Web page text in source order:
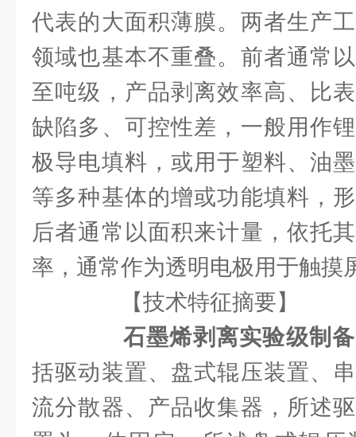
代表的大面积薄膜。两者生产
领域也基本不重叠。前者通常
至吨级，产品剥离效率高、比
缺陷多、可控性差，一般用作
极导电填料，或用于塑料、油
等多种基体的增或功能填料，
后者通常以面积来计量，依托
率，通常作为透明电极用于触摸
【技术特征摘要】
石墨烯剥离实验级制
括驱动装置、盘式辊压装置、
流分散器、产品收集器，所述